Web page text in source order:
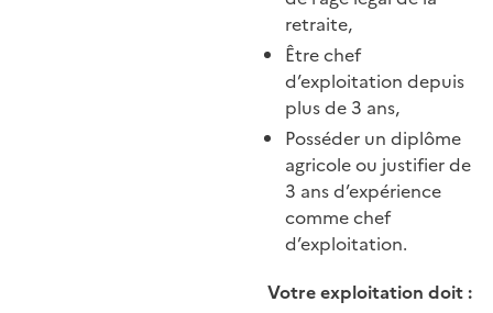
retraite,
Être chef
d’exploitation depuis
plus de 3 ans,
Posséder un diplôme
agricole ou justifier de
3 ans d’expérience
comme chef
d’exploitation.
Votre exploitation doit :